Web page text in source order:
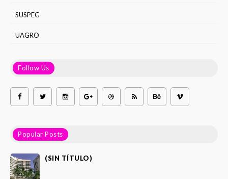
SUSPEG
UAGRO
Follow Us
Popular Posts
(SIN TÍTULO)